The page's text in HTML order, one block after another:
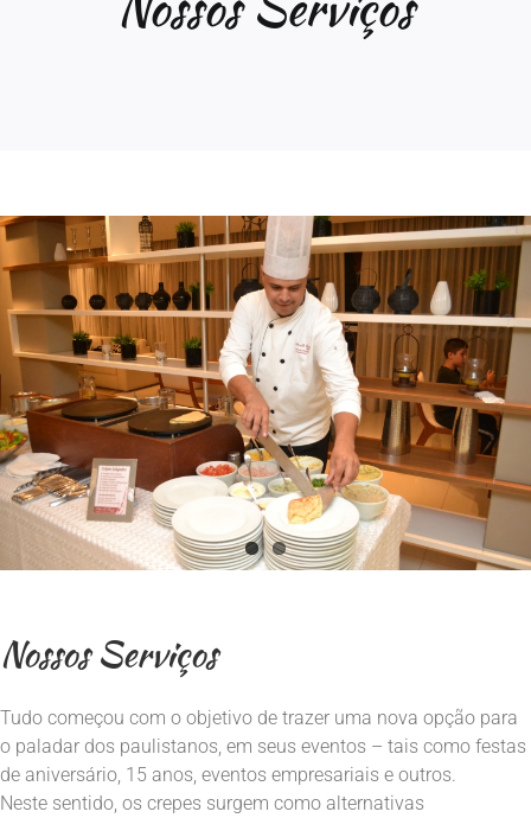
Nossos Serviços
Tudo começou com o objetivo de trazer uma nova opção para
o paladar dos paulistanos, em seus eventos – tais como festas
de aniversário, 15 anos, eventos empresariais e outros.
Neste sentido, os crepes surgem como alternativas